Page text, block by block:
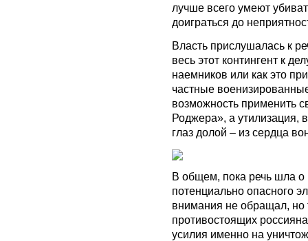
лучше всего умеют
доиграться до
Власть прислушалась к
весь этот контингент к
наемников или как это
частные
возможность применить
Роджера», а утилизация,
глаз долой – из сердца
В общем, пока речь шла о
потенциально опасного
внимания не обращал, но
противостоящих
усилия именно на